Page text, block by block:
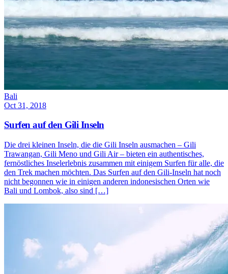
Bali
Oct 31, 2018
Surfen auf den Gili Inseln
Die drei kleinen Inseln, die die Gili Inseln ausmachen – Gili
Trawangan, Gili Meno und Gili Air – bieten ein authentisches,
fernöstliches Inselerlebnis zusammen mit einigem Surfen für alle, die
den Trek machen möchten. Das Surfen auf den Gili-Inseln hat noch
nicht begonnen wie in einigen anderen indonesischen Orten wie
Bali und Lombok, also sind […]